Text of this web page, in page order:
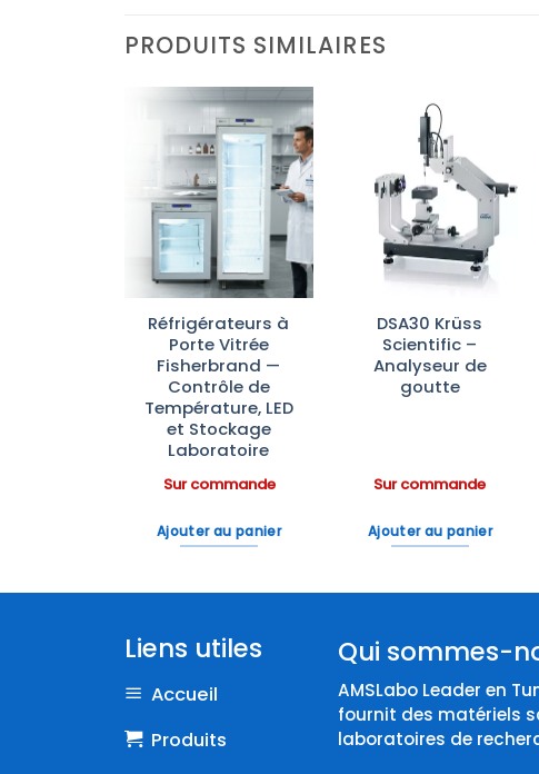
PRODUITS SIMILAIRES
Ajouter
à la liste
d’envies
Réfrigérateurs à
Porte Vitrée
Fisherbrand —
Contrôle de
Température, LED
et Stockage
Laboratoire
Sur commande
Ajouter au panier
Ajouter
à la liste
d’envies
DSA30 Krüss
Scientific –
Analyseur de
goutte
Sur commande
Ajouter au panier
Liens utiles
Accueil
Produits
Qui sommes-
AMSLabo Leader en
fournit des matériels
laboratoires de